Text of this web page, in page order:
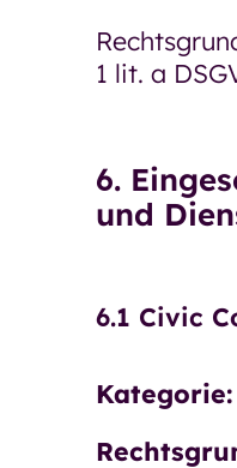
1 lit. a
6.
und
6.1 Civic
Kategorie: